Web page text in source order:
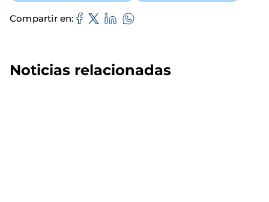
Compartir en
Noticias relacionadas